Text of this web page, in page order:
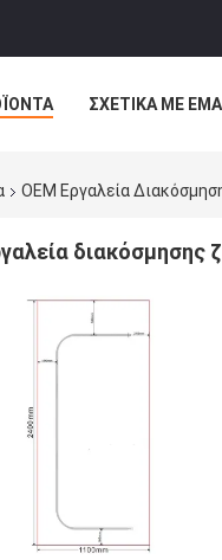
ΣΧΕΤΙΚΆ ΜΕ
OEM Εργαλεία